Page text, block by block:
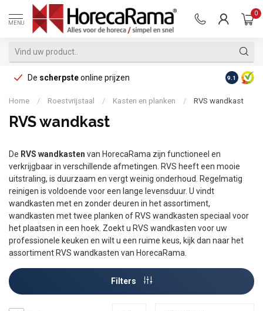
MENU
0
De scherpsteonline prijzen Op
9.1
Home / Roestvrijstaal / Kasten en planken / RVS wandkast
RVS wandkast
De RVS wandkasten van HorecaRama zijn functioneel en
verkrijgbaar in verschillende afmetingen. RVS heeft een mooie
uitstraling, is duurzaam en vergt weinig onderhoud. Regelmatig
reinigen is voldoende voor een lange levensduur. U vindt
wandkasten met en zonder deuren in het assortiment,
wandkasten met twee planken of RVS wandkasten speciaal voor
het plaatsen in een hoek. Zoekt u RVS wandkasten voor uw
professionele keuken en wilt u een ruime keus, kijk dan naar het
assortiment RVS wandkasten van HorecaRama.
Filters